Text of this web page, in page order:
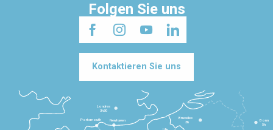
Folgen Sie uns
Kontaktieren Sie uns
Lille
Bruxelles
3h
Londres
3h30
Newhaven
Portsmouth
Bonn
5h